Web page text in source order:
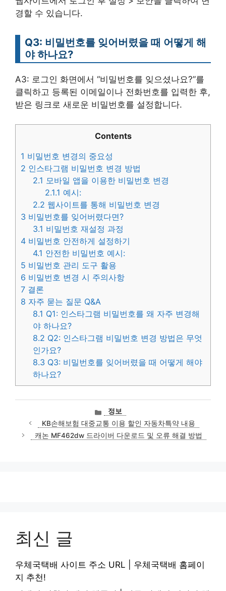
경할 수 있습니다.
Q3: 비밀번호를 잊어버렸을 때 어떻게 해
야 하나요?
A3: 로그인 화면에서 “비밀번호를 잊으셨나요?”를
클릭하고 등록된 이메일이나 전화번호를 입력한 후,
받은 링크로 새로운 비밀번호를 설정합니다.
Contents
1 비밀번호 변경의 중요성
2 인스타그램 비밀번호 변경 방법
2.1 모바일 앱을 이용한 비밀번호 변경
2.1.1 예시:
2.2 웹사이트를 통해 비밀번호 변경
3 비밀번호를 잊어버렸다면?
3.1 비밀번호 재설정 과정
4 비밀번호 안전하게 설정하기
4.1 안전한 비밀번호 예시:
5 비밀번호 관리 도구 활용
6 비밀번호 변경 시 주의사항
7 결론
8 자주 묻는 질문 Q&A
8.1 Q1: 인스타그램 비밀번호를 왜 자주 변경해
야 하나요?
8.2 Q2: 인스타그램 비밀번호 변경 방법은 무엇
인가요?
8.3 Q3: 비밀번호를 잊어버렸을 때 어떻게 해야
하나요?
카
테
고
리
정보
KB손해보험 대중교통 이용 할인 자동차특약 내용
캐논 MF462dw 드라이버 다운로드 및 오류 해결 방법
최신 글
우체국택배 사이트 주소 URL | 우체국택배 홈페이
지 추천!